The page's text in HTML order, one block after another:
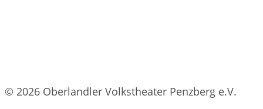
© 2026 Oberlandler Volkstheater Penzberg e.V.